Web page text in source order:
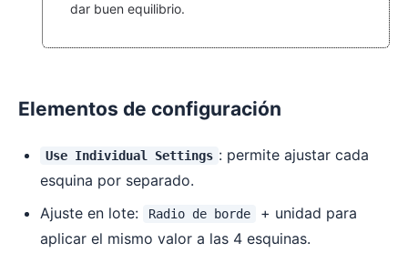
dar buen equilibrio.
Elementos de configuración
Use Individual Settings : permite ajustar cada
esquina por separado.
Ajuste en lote:
Radio de borde
+ unidad para
aplicar el mismo valor a las 4 esquinas.